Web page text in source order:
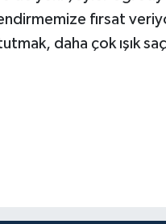
fırsat
daha çok ışık